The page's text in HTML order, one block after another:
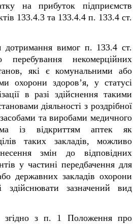
на прибуток підприємств
133.4.3 та 133.4.4 п. 133.4 ст.
дотримання вимог п. 133.4 ст.
перебування некомерційних
які є комунальними або
охорони здоров’я, у статусі
в разі здійснення такими
діяльності з роздрібної
засобами та виробами медичного
із відкриттям аптек як
таких закладів, можливо
змін до відповідних
у частині передбачення для
державних закладів охорони
здійснювати зазначений вид
згідно з п. 1 Положення про